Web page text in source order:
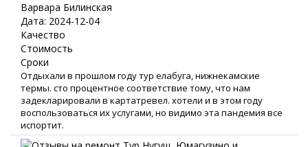
Варвара Билинская
Дата: 2024-12-04
Качество
Стоимость
Сроки
Отдыхали в прошлом году тур елабуга, нижнекамские
термы. сто процентное соответствие тому, что нам
задекларировали в картатревел. хотели и в этом году
воспользоваться их услугами, но видимо эта пандемия все
испортит.